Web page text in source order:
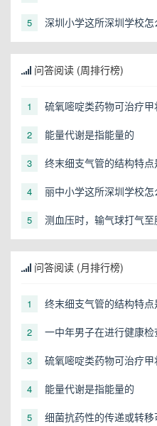
5 深圳小学这所深圳学校怎
问答阅读 (周排行榜)
1 硫氧嘧啶类药物可治疗
2 能量代谢是指能量的
3 终末细支气管的结构特点
4 丽中小学这所深圳学校怎
5
测血压时，输气球打气
内压力是（）
问答阅读 (月排行榜)
1 终末细支气管的结构特点
2
一中年男子在进行健康
3 硫氧嘧啶类药物可治疗
4 能量代谢是指能量的
5 细菌抗药性的传递或转移